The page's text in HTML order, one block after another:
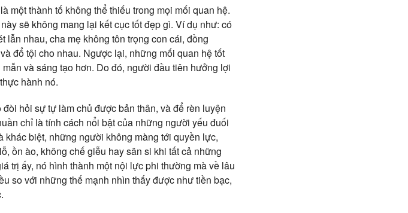
một thành tố không thể thiếu trong mọi mối quan hệ.
sẽ không mang lại kết cục tốt đẹp gì. Ví dụ như: có
nhau, cha mẹ không tôn trọng con cái, đồng
đổ tội cho nhau. Ngược lại, những mối quan hệ tốt
và sáng tạo hơn. Do đó, người đầu tiên hưởng lợi
hành nó.
hỏi sự tự làm chủ được bản thân, và để rèn luyện
chỉ là tính cách nổi bật của những người yếu đuối
biệt, những người không màng tới quyền lực,
ồn ào, không chế giễu hay sân si khi tất cả những
trị ấy, nó hình thành một nội lực phi thường mà về lâu
so với những thế mạnh nhìn thấy được như tiền bạc,